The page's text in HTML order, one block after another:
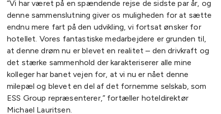
”Vi har været på en spændende rejse de sidste par år, og
denne sammenslutning giver os muligheden for at sætte
endnu mere fart på den udvikling, vi fortsat ønsker for
hotellet. Vores fantastiske medarbejdere er grunden til,
at denne drøm nu er blevet en realitet – den drivkraft og
det stærke sammenhold der karakteriserer alle mine
kolleger har banet vejen for, at vi nu er nået denne
milepæl og blevet en del af det fornemme selskab, som
ESS Group repræsenterer,” fortæller hoteldirektør
Michael Lauritsen.